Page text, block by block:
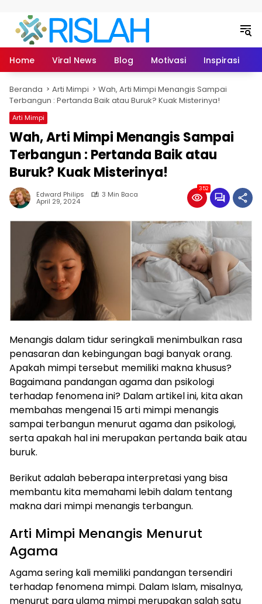
Home Viral News Blog Motivasi Inspirasi
Beranda Arti Mimpi
Wah, Arti Mimpi Menangis Sampai
Terbangun : Pertanda Baik atau Buruk? Kuak Misterinya!
Arti Mimpi
Wah, Arti Mimpi Menangis Sampai
Terbangun : Pertanda Baik atau
Buruk? Kuak Misterinya!
Edward Philips 3 Min Baca
April 29, 2024
352
Menangis dalam tidur seringkali menimbulkan rasa
penasaran dan kebingungan bagi banyak orang.
Apakah mimpi tersebut memiliki makna khusus?
Bagaimana pandangan agama dan psikologi
terhadap fenomena ini? Dalam artikel ini, kita akan
membahas mengenai 15 arti mimpi menangis
sampai terbangun menurut agama dan psikologi,
serta apakah hal ini merupakan pertanda baik atau
buruk.
Berikut adalah beberapa interpretasi yang bisa
membantu kita memahami lebih dalam tentang
makna dari mimpi menangis terbangun.
Arti Mimpi Menangis Menurut
Agama
Agama sering kali memiliki pandangan tersendiri
terhadap fenomena mimpi. Dalam Islam, misalnya,
menurut para ulama mimpi merupakan salah satu